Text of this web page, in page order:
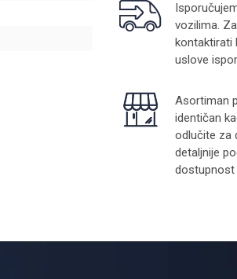
vozilima.
kontaktirati
uslove
Asortiman
identičan
odlučite za
detaljnije
dostupnost